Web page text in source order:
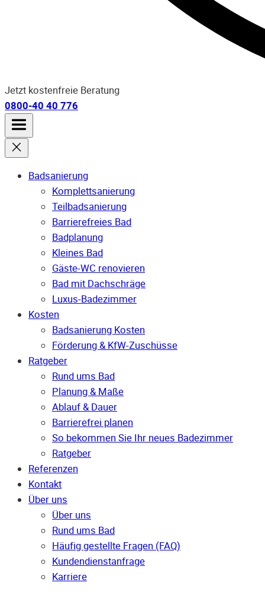
Jetzt kostenfreie Beratung
0800-40 40 776
Badsanierung
Komplettsanierung
Teilbadsanierung
Barrierefreies Bad
Badplanung
Kleines Bad
Gäste-WC renovieren
Bad mit Dachschräge
Luxus-Badezimmer
Kosten
Badsanierung Kosten
Förderung & KfW-Zuschüsse
Ratgeber
Rund ums Bad
Planung & Maße
Ablauf & Dauer
Barrierefrei planen
So bekommen Sie Ihr neues Badezimmer
Ratgeber
Referenzen
Kontakt
Über uns
Über uns
Rund ums Bad
Häufig gestellte Fragen (FAQ)
Kunden­dienst­anfrage
Karriere